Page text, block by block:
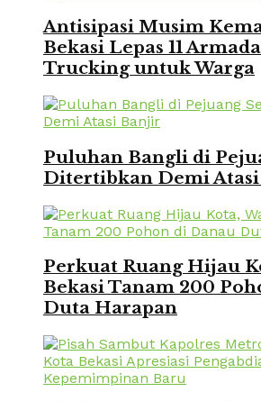
Antisipasi Musim
Bekasi Lepas 11
Trucking untuk Warga
Puluhan Bangli di
Ditertibkan Demi
Perkuat Ruang Hijau
Bekasi Tanam 200
Duta Harapan